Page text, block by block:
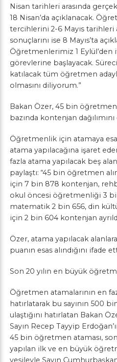
Nisan tarihleri arasında
18 Nisan’da açıklanacak.
tercihlerini 2-6 Mayıs tarihleri
sonuçlarını ise 8 Mayıs’ta
Öğretmenlerimiz 1 Eylül’den
görevlerine başlayacak.
katılacak tüm öğretmen
olmasını diliyorum.”
Bakan Özer, 45 bin
bazında kontenjan dağılımını
Öğretmenlik için atamaya
atama yapılacağına işaret
fazla atama yapılacak beş
paylaştı: “45 bin öğretmen
için 7 bin 878 kontenjan,
okul öncesi öğretmenliği 3
matematik 2 bin 656, din
için 2 bin 604 kontenjan
Özer, atama yapılacak
puanın esas alındığını ifade
Son 20 yılın en büyük
Öğretmen atamalarının en
hatırlatarak bu sayının 500
ulaştığını hatırlatan Bakan
Sayın Recep Tayyip
45 bin öğretmen ataması,
yapılan ilk ve en büyük
vesileyle Sayın